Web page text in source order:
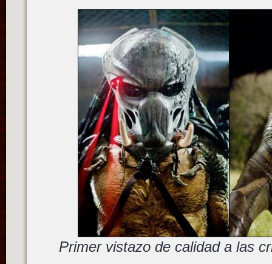
Primer vistazo de calidad a las